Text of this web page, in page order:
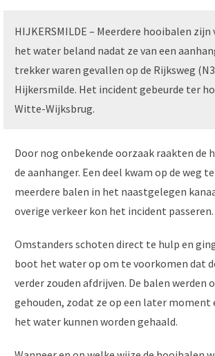
HIJKERSMILDE – Meerdere hooibalen
het water beland nadat ze van een
trekker waren gevallen op de Rijksweg
Hijkersmilde. Het incident gebeurde ter
Witte-Wijksbrug.
Door nog onbekende oorzaak raakten de
de aanhanger. Een deel kwam op de weg
meerdere balen in het naastgelegen
overige verkeer kon het incident passeren.
Omstanders schoten direct te hulp en
boot het water op om te voorkomen dat
verder zouden afdrijven. De balen werden
gehouden, zodat ze op een later moment
het water kunnen worden gehaald.